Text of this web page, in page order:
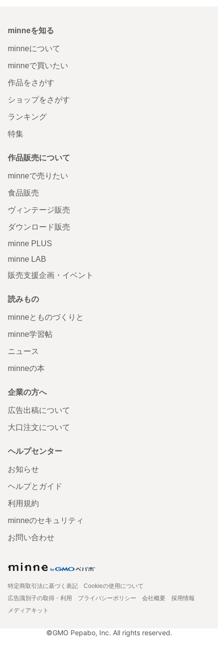
minneを知る
minneについて
minneで買いたい
作品をさがす
ショップをさがす
ランキング
特集
作品販売について
minneで売りたい
食品販売
ヴィンテージ販売
ダウンロード販売
minne PLUS
minne LAB
販売支援企画・イベント
読みもの
minneとものづくりと
minne学習帖
ニュース
minneの本
企業の方へ
広告出稿について
大口注文について
ヘルプセンター
お知らせ
ヘルプとガイド
利用規約
minneのセキュリティ
お問い合わせ
特定商取引法に基づく表記
Cookieの使用について
広告識別子の取得・利用
プライバシーポリシー 会社概要
採用情報
メディアキット
©GMO Pepabo, Inc. All rights reserved.